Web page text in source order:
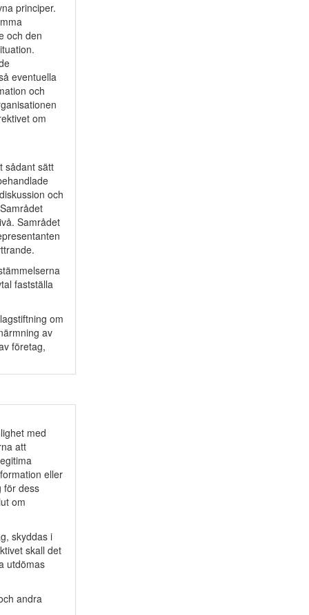
principer.
och den
eventuella
och
om
sådant sätt
och
Samrådet
fastställa
om
av
företag,
med
att
eller
för dess
om
skyddas i
skall det
utdömas
andra